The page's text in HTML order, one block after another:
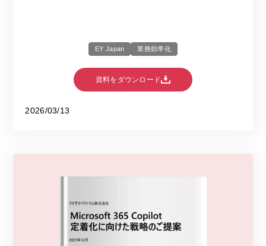
EY Japan 業務効率化
資料をダウンロード
2026/03/13